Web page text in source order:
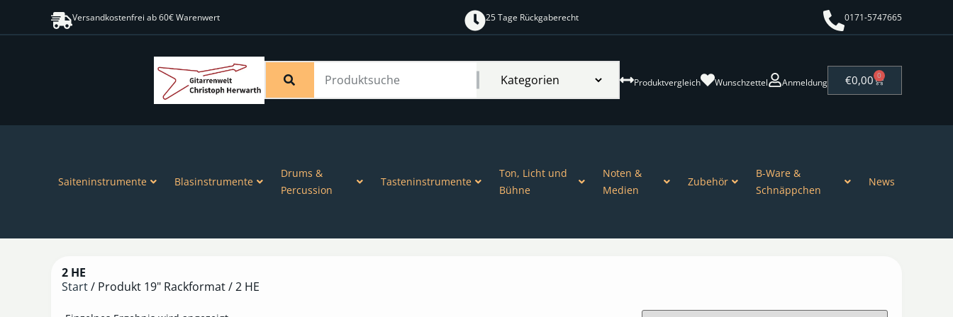
Versandkostenfrei ab 60€ Warenwert 25 Tage Rückgaberecht 0171-5747665
Produktvergleich Wunschzettel Anmeldung €0,00 0
Saiteninstrumente Blasinstrumente
Drums &
Percussion
Tasteninstrumente
Ton, Licht und
Bühne
Noten &
Medien
Zubehör
B-Ware &
Schnäppchen
News
2 HE
Start/ Produkt 19" Rackformat / 2 HE